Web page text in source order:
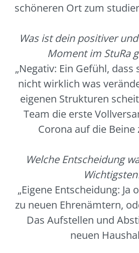
schöneren Ort zum
Was ist dein positiver
Moment im StuRa
„Negativ: Ein Gefühl,
nicht wirklich was
eigenen Strukturen
Team die erste
Corona auf die Beine
Welche Entscheidung
„Eigene Entscheidung: Ja
zu neuen Ehrenämtern,
Das Aufstellen und
neuen